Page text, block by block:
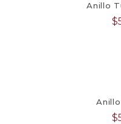
Anillo
$
$